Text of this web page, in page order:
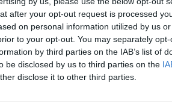
after your opt-out request is processed
on personal information utilized by us
to your opt-out. You may separately
by third parties on the IAB’s list of
be disclosed by us to third parties on the
disclose it to other third parties.
των
αρμοδιοτήτων και
αναφέρει σε